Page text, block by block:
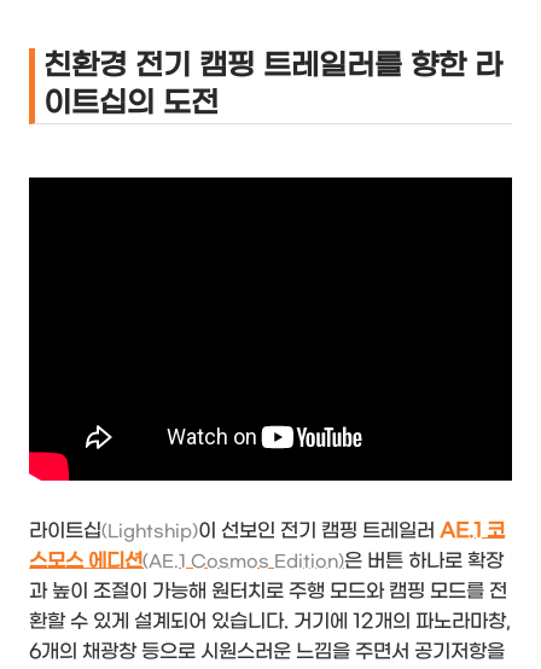
친환경 전기 캠핑 트레일러를 향한 라
이트십의 도전
라이트십(Lightship)이 선보인 전기 캠핑 트레일러 AE.1 코
스모스 에디션(AE.1 Cosmos Edition)은 버튼 하나로 확장
과 높이 조절이 가능해 원터치로 주행 모드와 캠핑 모드를 전
환할 수 있게 설계되어 있습니다. 거기에 12개의 파노라마창,
6개의 채광창 등으로 시원스러운 느낌을 주면서 공기저항을